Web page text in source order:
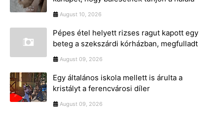
August 10, 2026
Pépes étel helyett rizses ragut kapott egy
beteg a szekszárdi kórházban, megfulladt
August 09, 2026
Egy általános iskola mellett is árulta a
kristályt a ferencvárosi díler
August 09, 2026